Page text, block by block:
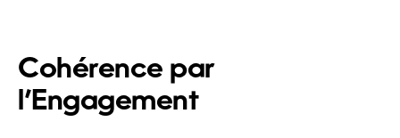
Cohérence par
l’Engagement